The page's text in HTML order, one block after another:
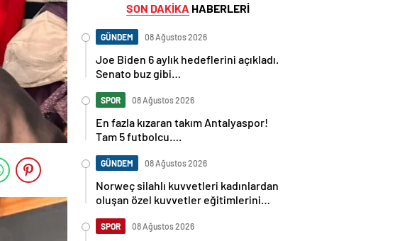
SON DAKİKA HABERLERİ
GÜNDEM 08 Ağustos 2026
Joe Biden 6 aylık hedeflerini açıkladı.
Senato buz gibi…
SPOR 08 Ağustos 2026
En fazla kızaran takım Antalyaspor!
Tam 5 futbolcu….
GÜNDEM 08 Ağustos 2026
Norweç silahlı kuvvetleri kadınlardan
oluşan özel kuvvetler eğitimlerini
SPOR 08 Ağustos 2026